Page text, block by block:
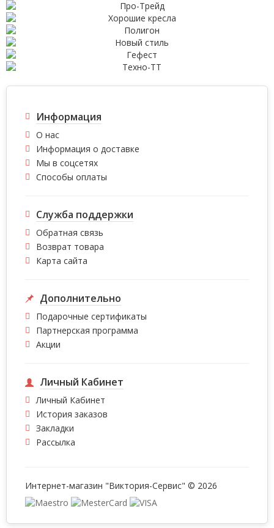
Информация
О нас
Информация о доставке
Мы в соцсетях
Способы оплаты
Служба поддержки
Обратная связь
Возврат товара
Карта сайта
Дополнительно
Подарочные сертификаты
Партнерская программа
Акции
Личный Кабинет
Личный Кабинет
История заказов
Закладки
Рассылка
Интернет-магазин "Виктория-Сервис" © 2026